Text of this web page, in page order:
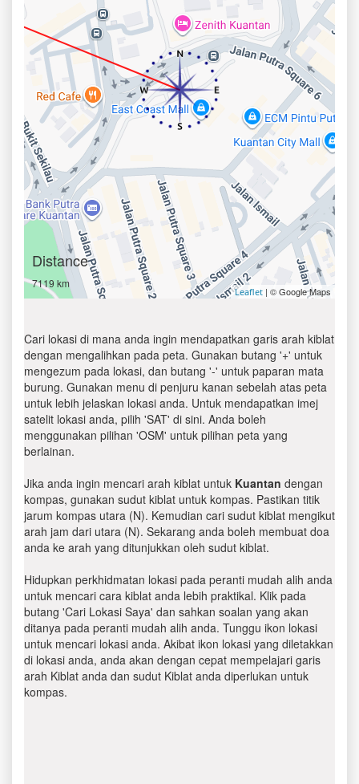
Distance
7119 km
Leaflet | © Google Maps
Cari lokasi di mana anda ingin mendapatkan garis arah kiblat
dengan mengalihkan pada peta. Gunakan butang '+' untuk
mengezum pada lokasi, dan butang '-' untuk paparan mata
burung. Gunakan menu di penjuru kanan sebelah atas peta
untuk lebih jelaskan lokasi anda. Untuk mendapatkan imej
satelit lokasi anda, pilih 'SAT' di sini. Anda boleh
menggunakan pilihan 'OSM' untuk pilihan peta yang
berlainan.
Jika anda ingin mencari arah kiblat untuk Kuantan dengan
kompas, gunakan sudut kiblat untuk kompas. Pastikan titik
jarum kompas utara (N). Kemudian cari sudut kiblat mengikut
arah jam dari utara (N). Sekarang anda boleh membuat doa
anda ke arah yang ditunjukkan oleh sudut kiblat.
Hidupkan perkhidmatan lokasi pada peranti mudah alih anda
untuk mencari cara kiblat anda lebih praktikal. Klik pada
butang 'Cari Lokasi Saya' dan sahkan soalan yang akan
ditanya pada peranti mudah alih anda. Tunggu ikon lokasi
untuk mencari lokasi anda. Akibat ikon lokasi yang diletakkan
di lokasi anda, anda akan dengan cepat mempelajari garis
arah Kiblat anda dan sudut Kiblat anda diperlukan untuk
kompas.